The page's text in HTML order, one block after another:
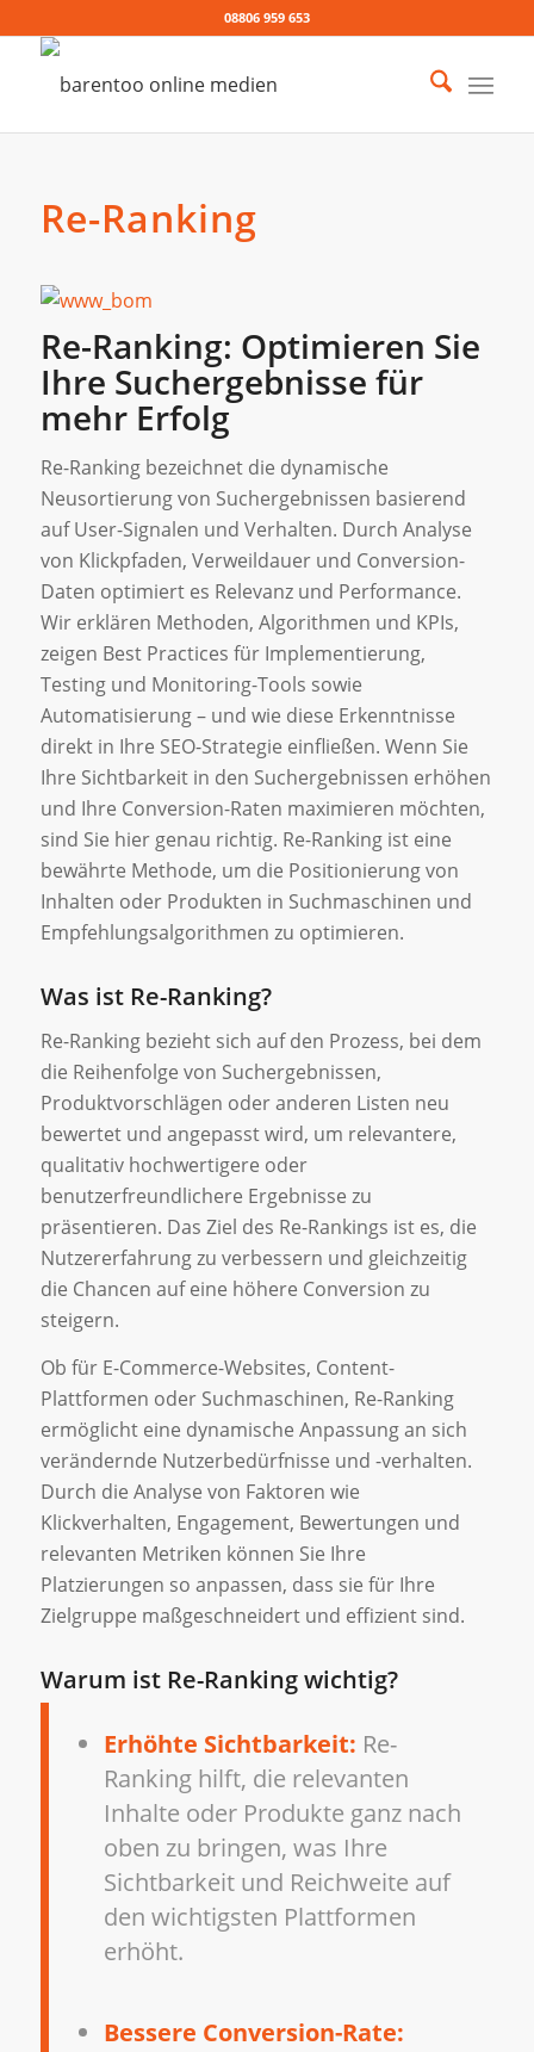
08806 959 653
Re-Ranking
Re-Ranking: Optimieren Sie
Ihre Suchergebnisse für
mehr Erfolg
Re-Ranking bezeichnet die dynamische
Neusortierung von Suchergebnissen basierend
auf User-Signalen und Verhalten. Durch Analyse
von Klickpfaden, Verweildauer und Conversion-
Daten optimiert es Relevanz und Performance.
Wir erklären Methoden, Algorithmen und KPIs,
zeigen Best Practices für Implementierung,
Testing und Monitoring-Tools sowie
Automatisierung – und wie diese Erkenntnisse
direkt in Ihre SEO-Strategie einfließen. Wenn Sie
Ihre Sichtbarkeit in den Suchergebnissen erhöhen
und Ihre Conversion-Raten maximieren möchten,
sind Sie hier genau richtig. Re-Ranking ist eine
bewährte Methode, um die Positionierung von
Inhalten oder Produkten in Suchmaschinen und
Empfehlungsalgorithmen zu optimieren.
Was ist Re-Ranking?
Re-Ranking bezieht sich auf den Prozess, bei dem
die Reihenfolge von Suchergebnissen,
Produktvorschlägen oder anderen Listen neu
bewertet und angepasst wird, um relevantere,
qualitativ hochwertigere oder
benutzerfreundlichere Ergebnisse zu
präsentieren. Das Ziel des Re-Rankings ist es, die
Nutzererfahrung zu verbessern und gleichzeitig
die Chancen auf eine höhere Conversion zu
steigern.
Ob für E-Commerce-Websites, Content-
Plattformen oder Suchmaschinen, Re-Ranking
ermöglicht eine dynamische Anpassung an sich
verändernde Nutzerbedürfnisse und -verhalten.
Durch die Analyse von Faktoren wie
Klickverhalten, Engagement, Bewertungen und
relevanten Metriken können Sie Ihre
Platzierungen so anpassen, dass sie für Ihre
Zielgruppe maßgeschneidert und effizient sind.
Warum ist Re-Ranking wichtig?
Erhöhte Sichtbarkeit: Re-
Ranking hilft, die relevanten
Inhalte oder Produkte ganz nach
oben zu bringen, was Ihre
Sichtbarkeit und Reichweite auf
den wichtigsten Plattformen
erhöht.
Bessere Conversion-Rate: